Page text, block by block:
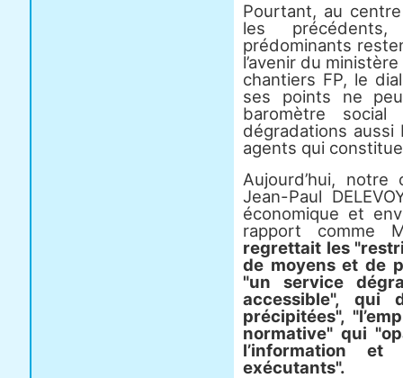
Pourtant, au
les
prédominants
l’avenir du
chantiers FP, le
ses points ne
baromètre
dégradations aussi
agents qui
Aujourd’hui,
Jean-Paul
économique et
rapport comme
regrettait les
de moyens et de
"un service
accessible", qui
précipitées",
normative" qui
l’information
exécutants".